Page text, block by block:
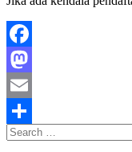
Facebook
Mastodon
Email
Share
Search
for: